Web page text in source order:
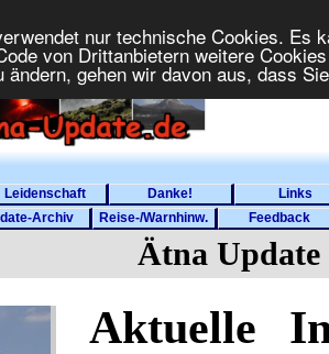
nur technische Cookies. Es
von Drittanbietern weitere
ändern, gehen wir davon aus, dass
Leidenschaft Danke!
Links
Archiv Reise-/Warnhinw. Feedback
Ätna Update
Aktuelle